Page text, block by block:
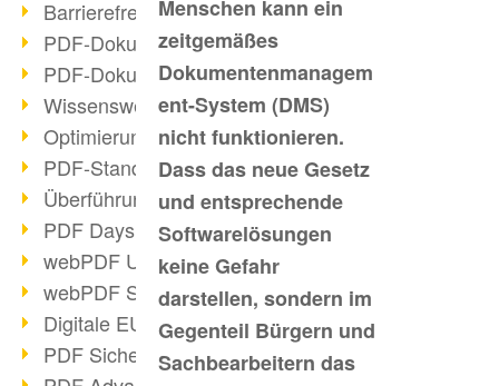
Barrierefreie PDF-Dokumente (2/3)
PDF-Dokumente mit OCR optimieren
PDF-Dokumente barrierefrei?
Wissenswertes über E-Signatur
Optimierung des PDF-Formats
PDF-Standards im Überblick
Überführung PDF/A in Archivsystem
PDF Days Europe 2021
webPDF Update 8.0.0.2282
webPDF Statistik-Auswertungen
Digitale EU COVID-Zertifikate
PDF Sicherheitseinstellungen
Menschen kann ein
zeitgemäßes
Dokumentenmanagem
ent-System (DMS)
nicht funktionieren.
Dass das neue Gesetz
und entsprechende
Softwarelösungen
keine Gefahr
darstellen, sondern im
Gegenteil Bürgern und
Sachbearbeitern das